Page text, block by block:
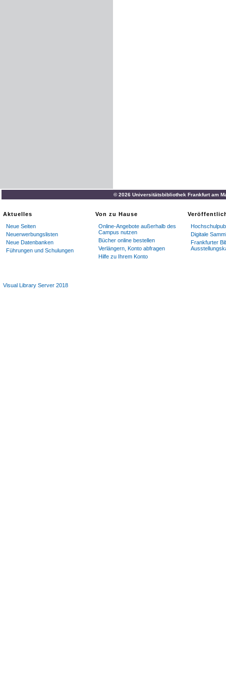
© 2026 Universitätsbibliothek Frankfurt am
Aktuelles
Neue Seiten
Neuerwerbungslisten
Neue Datenbanken
Führungen und Schulungen
Von zu Hause
Online-Angebote außerhalb des
Campus nutzen
Bücher online bestellen
Verlängern, Konto abfragen
Hilfe zu Ihrem Konto
Digitale
Frankfurter
Visual Library Server 2018